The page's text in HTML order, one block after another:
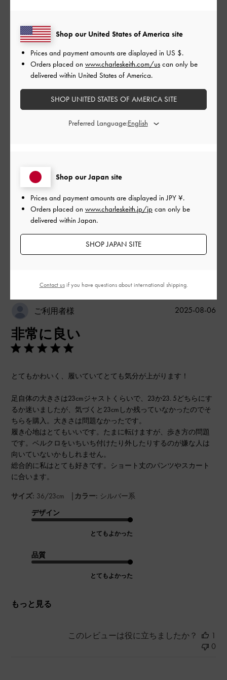
2
1
デザイン
もっと見る
フィルター
ご利用者様
非常に良い
とてもかわいく、履いていてとても気分が上がります！
足自体の大きさは23cmジャストくらいで、23か23. 5どちらにす
るか迷いましたが、気づくと23cmしか残っていなかったのでそ
ちらを購入。大きさは問題なかったです。
履き心地はとてもいいです。たまに転けますが、歩き方の問題
です。ベルクロをいちいち付けたり外したりするのが嫌な人は
向いていないかもしれません。
総合的に私はとても好きです。ショート丈のパンツやスカート
に合います。
サイズ: 36/23cm | カラー: シルバー系
デザイン
とてもよかった
品質
とてもよかった
もっと見る
公
2025-08-06
このレビューは役に立ちましたか？
1
0
Shop our Japan site
Prices and payment amounts are displayed inJPY ¥.
Orders placed on www.charleskeith.jp/jp can only be
delivered within Japan.
SHOP JAPAN SITE
Shop our United States of America site
Prices and payment amounts are displayed in US $.
Orders placed on www.charleskeith.com/us can only be
delivered within United States of America.
SHOP UNITED STATES OF AMERICA SITE
Preferred Language:
Contact usif you have questions about international shipping.